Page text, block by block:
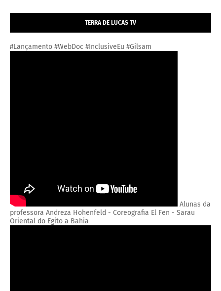
TERRA DE LUCAS TV
#Lançamento #WebDoc #InclusiveEu #Gilsam
Alunas da
professora Andreza Hohenfeld - Coreografia El Fen - Sarau
Oriental do Egito a Bahia